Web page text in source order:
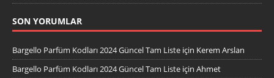
SON YORUMLAR
Bargello Parfüm Kodları 2024 Güncel Tam Liste için Kerem Arslan
Bargello Parfüm Kodları 2024 Güncel Tam Liste için Ahmet